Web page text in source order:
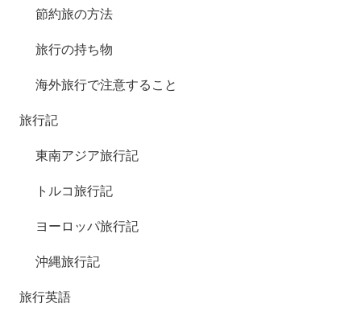
節約旅の方法
旅行の持ち物
海外旅行で注意すること
旅行記
東南アジア旅行記
トルコ旅行記
ヨーロッパ旅行記
沖縄旅行記
旅行英語